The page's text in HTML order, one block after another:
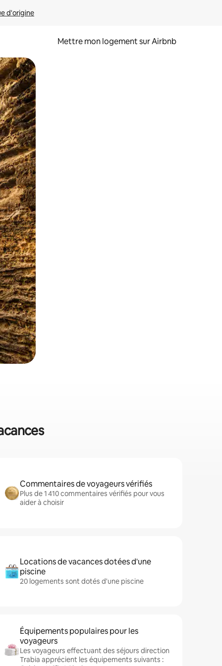
d'origine
Mettre mon logement sur Airbnb
glisser.
Commentaires de voyageurs vérifiés
Plus de 1 410 commentaires vérifiés pour vous
aider à choisir
Locations de vacances dotées d'une
piscine
20 logements sont dotés d'une piscine
Équipements populaires pour les
voyageurs
Les voyageurs effectuant des séjours direction
Trabia apprécient les équipements suivants :